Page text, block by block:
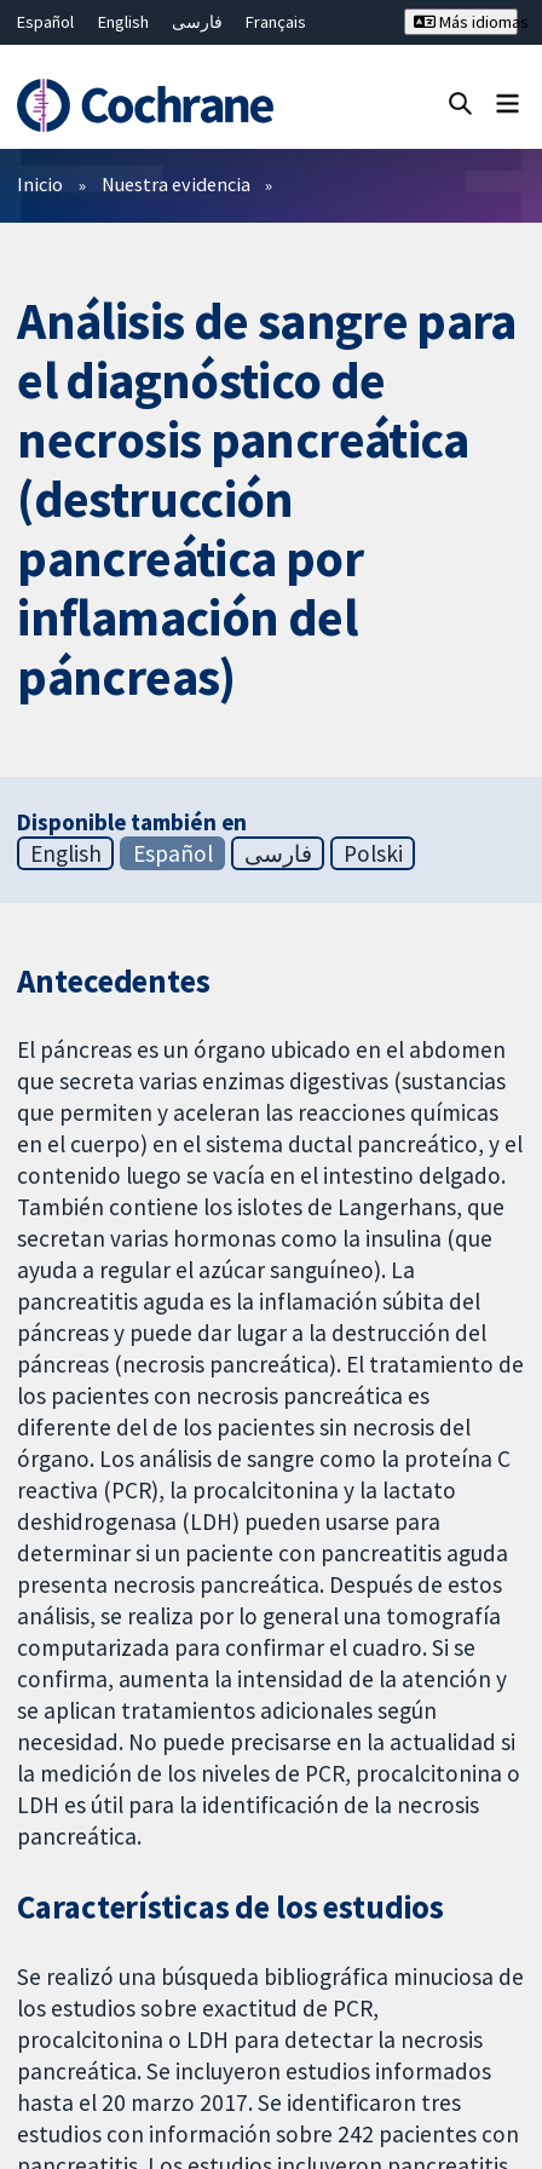
Español English فارسی
Français
Bahasa Malaysia
ไทย 繁體中文
Más idiomas
Filtros
Inicio Nuestra evidencia
Análisis de sangre para
el diagnóstico de
necrosis pancreática
(destrucción
pancreática por
inflamación del
páncreas)
Disponible también en
English
Español فارسی Polski
Antecedentes
El páncreas es un órgano ubicado en el abdomen
que secreta varias enzimas digestivas (sustancias
que permiten y aceleran las reacciones químicas
en el cuerpo) en el sistema ductal pancreático, y el
contenido luego se vacía en el intestino delgado.
También contiene los islotes de Langerhans, que
secretan varias hormonas como la insulina (que
ayuda a regular el azúcar sanguíneo). La
pancreatitis aguda es la inflamación súbita del
páncreas y puede dar lugar a la destrucción del
páncreas (necrosis pancreática). El tratamiento de
los pacientes con necrosis pancreática es
diferente del de los pacientes sin necrosis del
órgano. Los análisis de sangre como la proteína C
reactiva (PCR), la procalcitonina y la lactato
deshidrogenasa (LDH) pueden usarse para
determinar si un paciente con pancreatitis aguda
presenta necrosis pancreática. Después de estos
análisis, se realiza por lo general una tomografía
computarizada para confirmar el cuadro. Si se
confirma, aumenta la intensidad de la atención y
se aplican tratamientos adicionales según
necesidad. No puede precisarse en la actualidad si
la medición de los niveles de PCR, procalcitonina o
LDH es útil para la identificación de la necrosis
pancreática.
Características de los estudios
Se realizó una búsqueda bibliográfica minuciosa de
los estudios sobre exactitud de PCR,
procalcitonina o LDH para detectar la necrosis
pancreática. Se incluyeron estudios informados
hasta el 20 marzo 2017. Se identificaron tres
estudios con información sobre 242 pacientes con